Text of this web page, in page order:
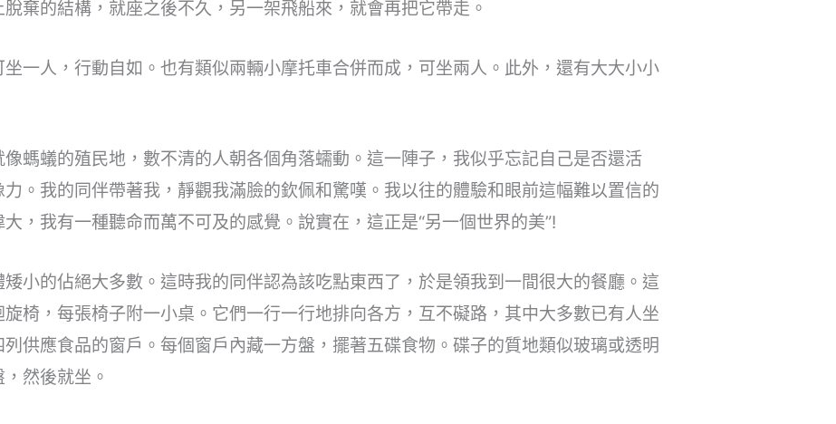
棄的結構，就座之後不久，另一架飛船來，就會再把它帶走。
一人，行動自如。也有類似兩輛小摩托車合併而成，可坐兩人。此外，還有大大小小
螞蟻的殖民地，數不清的人朝各個角落蠕動。這一陣子，我似乎忘記自己是否還活
。我的同伴帶著我，靜觀我滿臉的欽佩和驚嘆。我以往的體驗和眼前這幅難以置信的
，我有一種聽命而萬不可及的感覺。說實在，這正是“另一個世界的美”!
小的佔絕大多數。這時我的同伴認為該吃點東西了，於是領我到一間很大的餐廳。這
椅，每張椅子附一小桌。它們一行一行地排向各方，互不礙路，其中大多數已有人坐
供應食品的窗戶。每個窗戶內藏一方盤，擺著五碟食物。碟子的質地類似玻璃或透明
然後就坐。